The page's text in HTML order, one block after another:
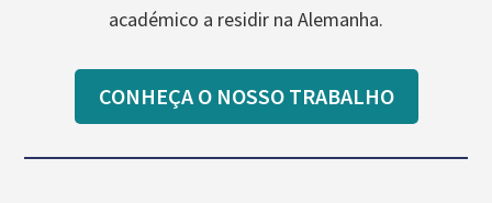
académico a residir na Alemanha.
CONHEÇA O NOSSO TRABALHO